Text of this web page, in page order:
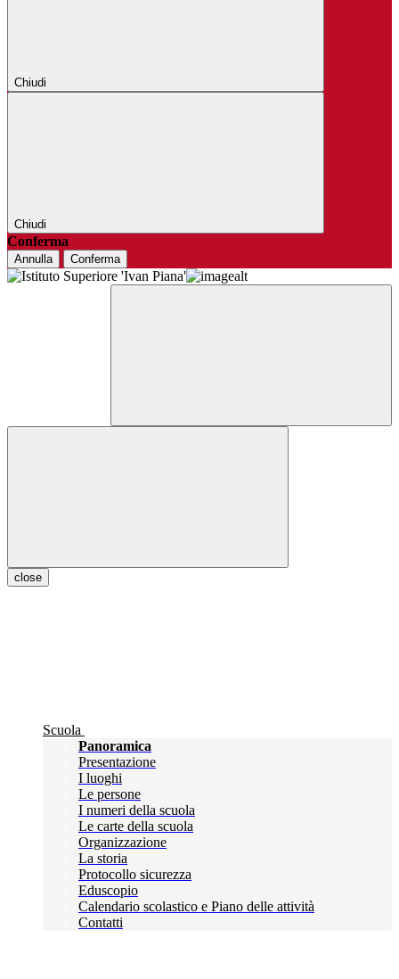
Chiudi
Chiudi
Conferma
Annulla Conferma
close
Scuola
Panoramica
Presentazione
I luoghi
Le persone
I numeri della scuola
Le carte della scuola
Organizzazione
La storia
Protocollo sicurezza
Eduscopio
Calendario scolastico e Piano delle attività
Contatti